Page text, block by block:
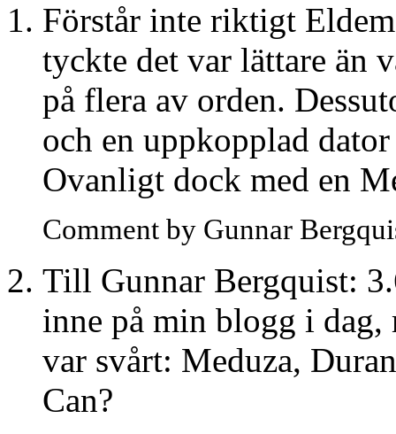
Förstår inte riktigt
tyckte det var lättare än
på flera av orden.
och en uppkopplad
Ovanligt dock med en
Comment by Gunnar
Till Gunnar Bergquist:
inne på min blogg i
var svårt: Meduza,
Can?